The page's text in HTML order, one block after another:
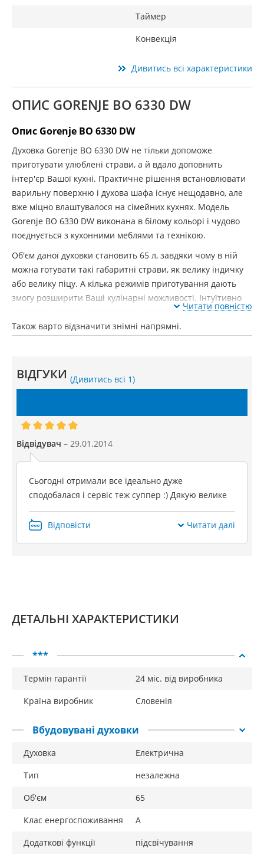
Таймер
Конвекція
Дивитись всі характеристики
ОПИС GORENJE BO 6330 DW
Опис Gorenje BO 6330 DW
Духовка Gorenje BO 6330 DW не тільки допоможе
приготувати улюблені страви, а й вдало доповнить
інтер'єр Вашої кухні. Практичне рішення встановлювати
варильну поверхню і духова шафа існує нещодавно, але
вже міцно влаштувалося на сімейних кухнях. Модель
Gorenje BO 6330 DW виконана в білому кольорі і чудово
поєднується з кухонними меблями та технікою.
Об'єм даної духовки становить 65 л, завдяки чому в ній
можна готувати такі габаритні страви, як велику індичку
або велику піцу. А кілька режимів приготування дають
змогу розширити Ваші кулінарні можливості. Інтуїтивно
зрозуміле керування полегшує експлуатацію приладу.
Також варто відзначити знімні напрямні.
Читати повністю
ВІДГУКИ (Дивитись всі 1)
Відвідувач – 29.01.2014
Сьогодні отримали все ідеально дуже
сподобалася і сервіс теж суппер :) Дякую велике
Відповісти Читати далі
ДЕТАЛЬНІ ХАРАКТЕРИСТИКИ
***
Термін гарантії
24 міс. від виробника
Країна виробник
Словенія
Вбудовувані духовки
Духовка
Електрична
Тип
незалежна
Об'єм
65
Клас енергоспоживання
A
Додаткові функції
підсвічування